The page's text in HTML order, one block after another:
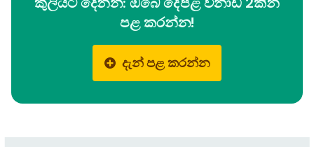
පළ කරන්න!
දැන් පළ කරන්න